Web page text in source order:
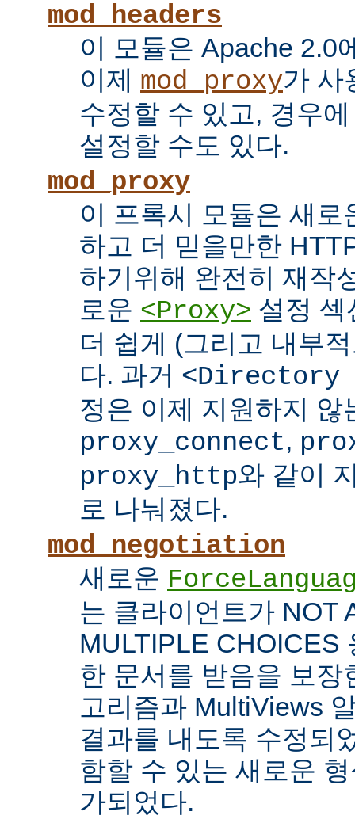
mod_headers
이 모듈은 Apache 2.0
이제 mod_proxy가 사
수정할 수 있고, 경우
설정할 수도 있다.
mod_proxy
이 프록시 모듈은 새
하고 더 믿을만한
하기위해 완전히 재작
로운 <Proxy> 설정 섹
더 쉽게 (그리고 내부
다. 과거
정은 이제 지원하지 않
proxy_connect,
proxy_http와 같이
로 나눠졌다.
mod_negotiation
새로운
는 클라이언트가 NOT
MULTIPLE CHOICES
한 문서를 받음을 보장
고리즘과 MultiViews
결과를 내도록 수정되
함할 수 있는 새로운
가되었다.